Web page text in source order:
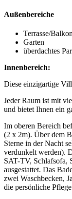
Außenbereiche
Terrasse/Balkon
Garten
überdachtes
Innenbereich:
Diese einzigartige
Jeder Raum ist mit
und bietet Ihnen ein
Im oberen Bereich
(2 x 2m). Über dem
Sterne in der Nacht
verdunkelt werden).
SAT-TV, Schlafsofa,
ausgestattet. Das
zwei Waschbecken,
die persönliche